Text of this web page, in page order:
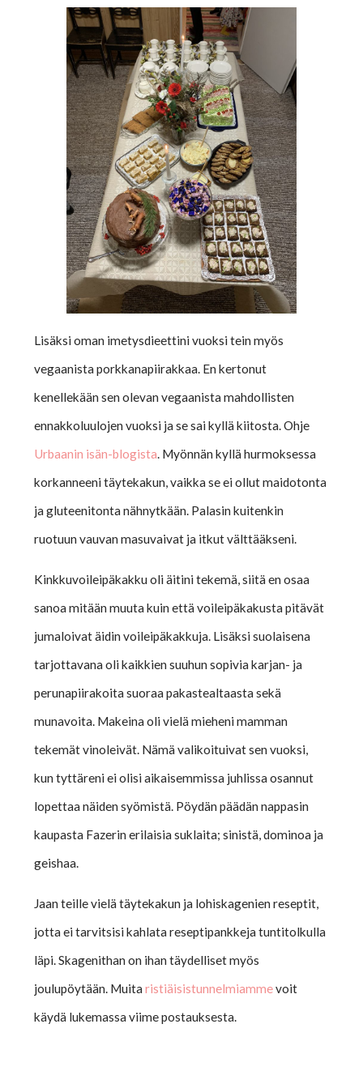
Lisäksi oman imetysdieettini vuoksi tein myös
vegaanista porkkanapiirakkaa. En kertonut
kenellekään sen olevan vegaanista mahdollisten
ennakkoluulojen vuoksi ja se sai kyllä kiitosta. Ohje
Urbaanin isän-blogista . Myönnän kyllä hurmoksessa
korkanneeni täytekakun, vaikka se ei ollut maidotonta
ja gluteenitonta nähnytkään. Palasin kuitenkin
ruotuun vauvan masuvaivat ja itkut välttääkseni.
Kinkkuvoileipäkakku oli äitini tekemä, siitä en osaa
sanoa mitään muuta kuin että voileipäkakusta pitävät
jumaloivat äidin voileipäkakkuja. Lisäksi suolaisena
tarjottavana oli kaikkien suuhun sopivia karjan- ja
perunapiirakoita suoraa pakastealtaasta sekä
munavoita. Makeina oli vielä mieheni mamman
tekemät vinoleivät. Nämä valikoituivat sen vuoksi,
kun tyttäreni ei olisi aikaisemmissa juhlissa osannut
lopettaa näiden syömistä. Pöydän päädän nappasin
kaupasta Fazerin erilaisia suklaita; sinistä, dominoa ja
geishaa.
Jaan teille vielä täytekakun ja lohiskagenien reseptit,
jotta ei tarvitsisi kahlata reseptipankkeja tuntitolkulla
läpi. Skagenithan on ihan täydelliset myös
joulupöytään. Muitaristiäisistunnelmiammevoit
käydä lukemassa viime postauksesta.